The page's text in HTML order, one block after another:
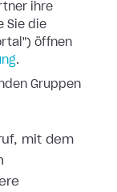
ihre
Sie die
öffnen
.
Gruppen
mit dem